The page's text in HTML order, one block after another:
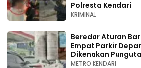
Polresta Kendari
KRIMINAL
Beredar Aturan
Empat Parkir
Dikenakan
METRO KENDARI